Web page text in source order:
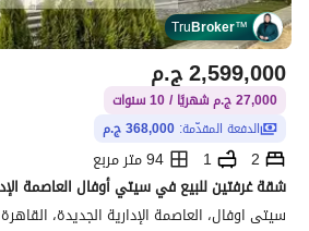
TruBroker™
ج.م2,599,000
27,000 ج.م شهريًا / 10 سنوات
الدفعة المقدّمة: 368,000 ج.م
2
1
94 متر مربع
سيتى اوفال، العاصمة الإدارية الجديدة، القاهرة